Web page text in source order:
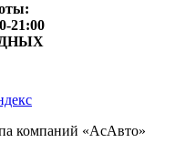
21:00
компаний «‎АсАвто»